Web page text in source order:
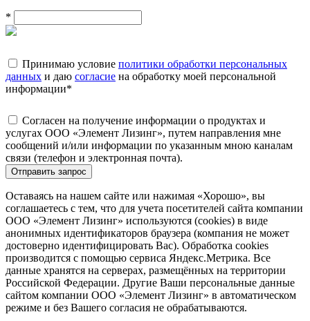
*
Принимаю условие политики обработки персональных
данных и даю согласие на обработку моей персональной
информации*
Согласен на получение информации о продуктах и
услугах ООО «Элемент Лизинг», путем направления мне
сообщений и/или информации по указанным мною каналам
связи (телефон и электронная почта).
Отправить запрос
Оставаясь на нашем сайте или нажимая «Хорошо», вы
соглашаетесь с тем, что для учета посетителей сайта компании
ООО «Элемент Лизинг» используются (cookies) в виде
анонимных идентификаторов браузера (компания не может
достоверно идентифицировать Вас). Обработка cookies
производится с помощью сервиса Яндекс.Метрика. Все
данные хранятся на серверах, размещённых на территории
Российской Федерации. Другие Ваши персональные данные
сайтом компании ООО «Элемент Лизинг» в автоматическом
режиме и без Вашего согласия не обрабатываются.